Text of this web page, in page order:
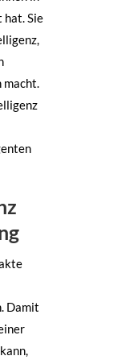
hat. Sie
Damit